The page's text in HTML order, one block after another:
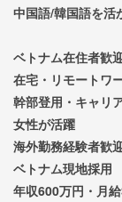
中国語/韓国語を活
ベトナム在住者歓
在宅・リモートワ
幹部登用・キャリ
女性が活躍
海外勤務経験者歓
ベトナム現地採用
年収600万円・月